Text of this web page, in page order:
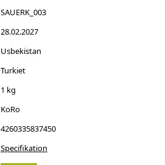
SAUERK_003
28.02.2027
Usbekistan
Turkiet
1 kg
KoRo
4260335837450
Specifikation